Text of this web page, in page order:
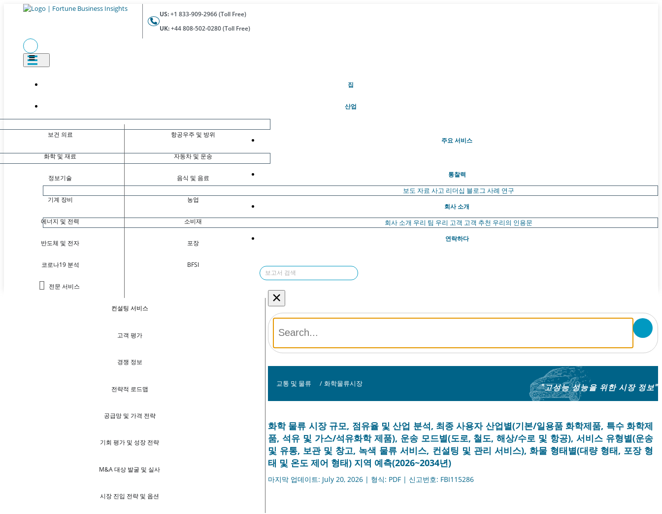
US:+1 833-909-2966 (Toll Free)
UK:+44 808-502-0280 (Toll Free)
집(현재의)
산업
보건 의료
화학 및 재료
정보기술
기계 장비
에너지 및 전력
반도체 및 전자
코로나19 분석
전문 서비스
항공우주 및 방위
자동차 및 운송
음식 및 음료
농업
소비재
포장
BFSI
주요 서비스
컨설팅 서비스
고객 평가
경쟁 정보
전략적 로드맵
공급망 및 가격 전략
기회 평가 및 성장 전략
M&A 대상 발굴 및 실사
시장 진입 전략 및 옵션
통찰력
보도 자료 사고 리더십 블로그 사례 연구
회사 소개
회사 소개 우리 팀 우리 고객 고객 추천 우리의 인용문
연락하다
×
교통 및 물류 / 화학물류시장 "고성능 성능을 위한 시장 정보"
화학 물류 시장 규모, 점유율 및 산업 분석, 최종 사용자 산업별(기본/일용품 화학제품, 특수 화학제
품, 석유 및 가스/석유화학 제품), 운송 모드별(도로, 철도, 해상/수로 및 항공), 서비스 유형별(운송
및 유통, 보관 및 창고, 녹색 물류 서비스, 컨설팅 및 관리 서비스), 화물 형태별(대량 형태, 포장 형
태 및 온도 제어 형태) 지역 예측(2026~2034년)
마지막 업데이트: July 20, 2026 | 형식: PDF | 신고번호: FBI115286